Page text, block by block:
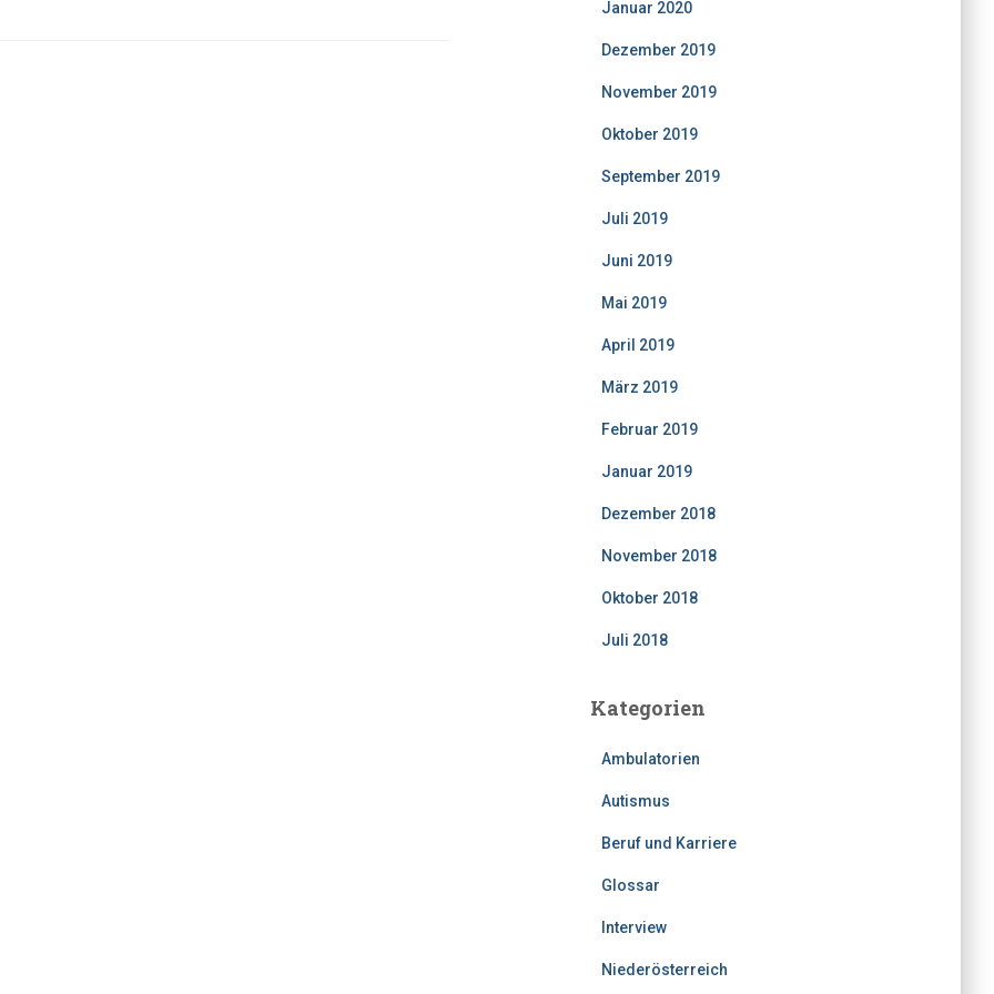
Januar 2020
Dezember 2019
November 2019
Oktober 2019
September 2019
Juli 2019
Juni 2019
Mai 2019
April 2019
März 2019
Februar 2019
Januar 2019
Dezember 2018
November 2018
Oktober 2018
Juli 2018
Kategorien
Ambulatorien
Autismus
Beruf und Karriere
Glossar
Interview
Niederösterreich